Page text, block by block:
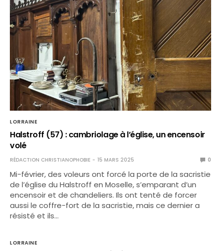
LORRAINE
Halstroff (57) : cambriolage à l’église, un encensoir
volé
RÉDACTION CHRISTIANOPHOBIE 15 MARS 2025 0
Mi-février, des voleurs ont forcé la porte de la sacristie
de l’église du Halstroff en Moselle, s’emparant d’un
encensoir et de chandeliers. Ils ont tenté de forcer
aussi le coffre-fort de la sacristie, mais ce dernier a
résisté et ils…
LORRAINE